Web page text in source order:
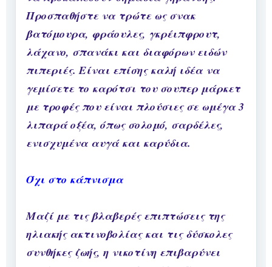
Προσπαθήστε να τρώτε ως σνακ
βατόμουρα, φράουλες, γκρέιπφρουτ,
λάχανο, σπανάκι και διαφόρων ειδών
πιπεριές. Είναι επίσης καλή ιδέα να
γεμίσετε το καρότσι του σουπερ μάρκετ
με τροφές που είναι πλούσιες σε ωμέγα 3
λιπαρά οξέα, όπως σολομό, σαρδέλες,
ενισχυμένα αυγά και καρύδια.
Όχι στο κάπνισμα
Μαζί με τις βλαβερές επιπτώσεις της
ηλιακής ακτινοβολίας και τις δύσκολες
συνθήκες ζωής, η νικοτίνη επιβαρύνει